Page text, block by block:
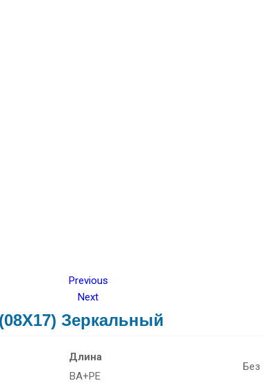
Previous
Next
Зеркальный
Длина
Без
BA+PE